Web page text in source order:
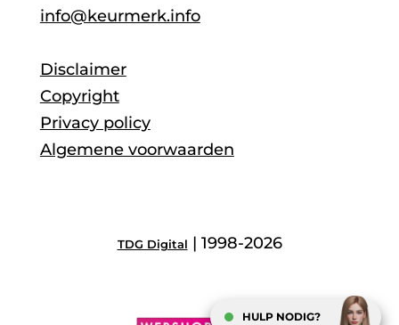
info@keurmerk.info
Disclaimer
Copyright
Privacy policy
Algemene voorwaarden
TDG Digital | 1998-2026
HULP NODIG?